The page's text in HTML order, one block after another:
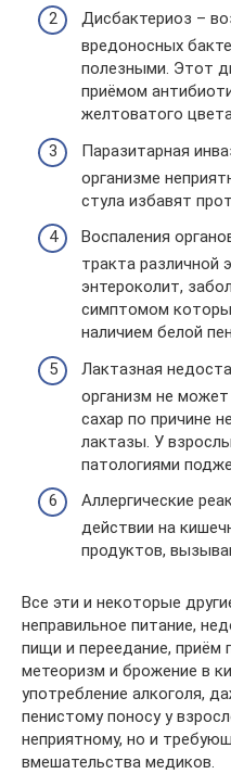
Дисбактериоз –
вредоносных
полезными. Этот
приёмом
желтоватого
Паразитарная
организме
стула избавят
Воспаления
тракта различной
энтероколит,
симптомом
наличием белой
Лактазная
организм не
сахар по причине
лактазы. У
патологиями
Аллергические
действии на
продуктов,
Все эти и некоторые
неправильное питание,
пищи и переедание,
метеоризм и брожение в
употребление алкоголя,
пенистому поносу у
неприятному, но и
вмешательства медиков.